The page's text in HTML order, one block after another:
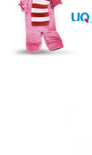
iPhone 16シリーズのモ
iPhone 16とiPhone 15の